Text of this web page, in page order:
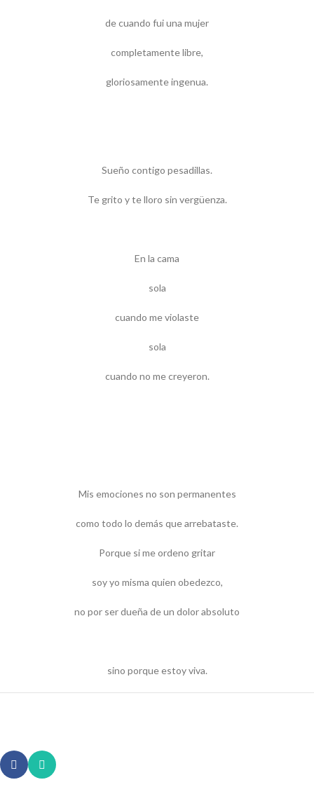
de cuando fui una mujer
completamente libre,
gloriosamente ingenua.
Sueño contigo pesadillas.
Te grito y te lloro sin vergüenza.
En la cama
sola
cuando me violaste
sola
cuando no me creyeron.
Mis emociones no son permanentes
como todo lo demás que arrebataste.
Porque si me ordeno gritar
soy yo misma quien obedezco,
no por ser dueña de un dolor absoluto
sino porque estoy viva.